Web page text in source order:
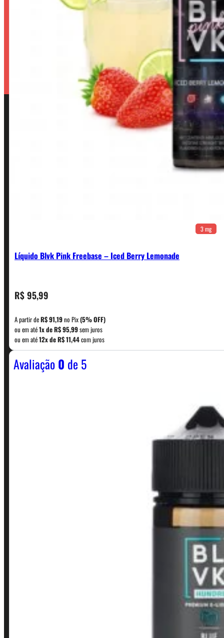
3 mg
Líquido Blvk Pink Freebase – Iced Berry Lemonade
R$95,99
A partir deR$91,19no Pix(5% OFF)
ou em até1x deR$95,99sem juros
ou em até12x deR$11,44com juros
Avaliação0 de 5
CONTATO
WhatsApp: (11) 5229-0120
Horário: Política de Horario e Fretes